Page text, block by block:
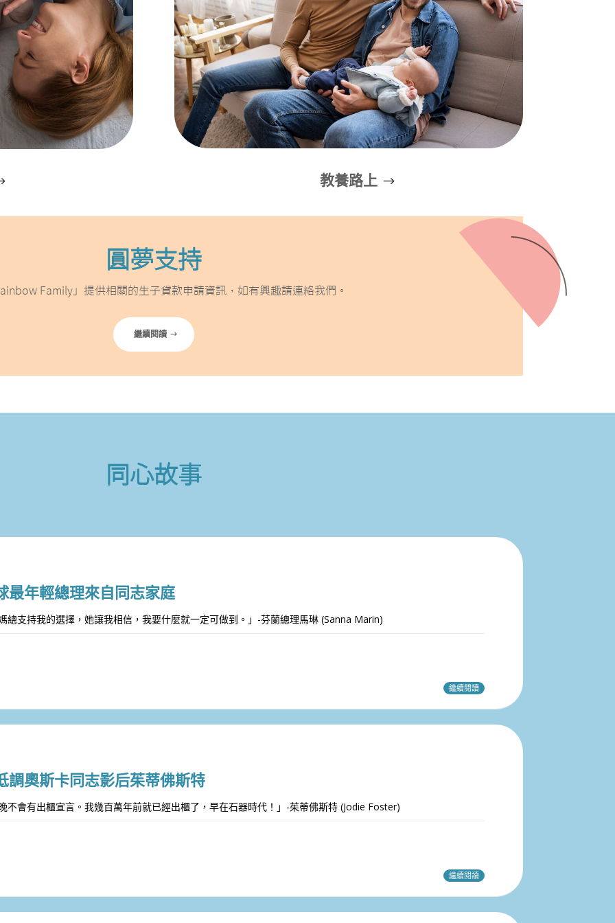
教養路上
圓夢支持
Family」提供相關的生子貸款申請資訊，如有興趣請連絡我們。
繼續閱讀
同心故事
最年輕總理來自同志家庭
總支持我的選擇，她讓我相信，我要什麼就一定可做到。」-芬蘭總理馬琳 (Sanna Marin)
繼續閱讀
調奧斯卡同志影后茱蒂佛斯特
不會有出櫃宣言。我幾百萬年前就已經出櫃了，早在石器時代！」-茱蒂佛斯特 (Jodie Foster)
繼續閱讀